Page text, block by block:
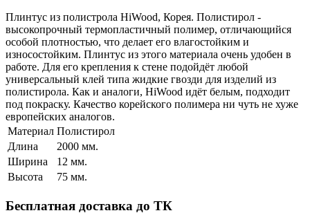
Плинтус из полистрола HiWood, Корея. Полистирол -
высокопрочный термопластичный полимер, отличающийся
особой плотностью, что делает его влагостойким и
износостойким. Плинтус из этого материала очень удобен в
работе. Для его крепления к стене подойдёт любой
универсальный клей типа жидкие гвозди для изделий из
полистирола. Как и аналоги, HiWood идёт белым, подходит
под покраску. Качество корейского полимера ни чуть не хуже
европейских аналогов.
Материал Полистирол
Длина
2000 мм.
Ширина
12 мм.
Высота
75 мм.
Бесплатная доставка до ТК